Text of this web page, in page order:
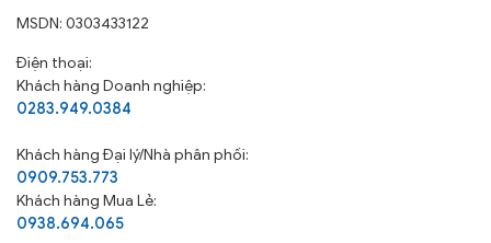
MSDN: 0303433122
Điện thoại:
Khách hàng Doanh nghiệp:
0283.949.0384
Khách hàngĐại lý/Nhà phân phối:
0909.753.773
Khách hàng Mua Lẻ:
0938.694.065